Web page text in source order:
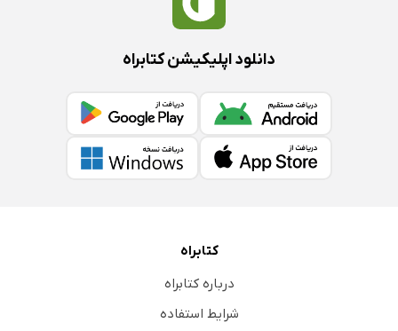
دانلود اپلیکیشن کتابراه
کتابراه
درباره کتابراه
شرایط استفاده